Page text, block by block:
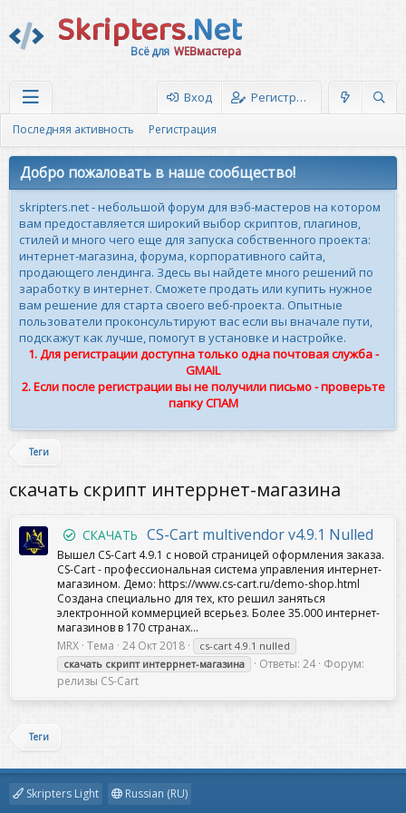
Skripters.Net
Всё для WEBмастера
Вход Регистрация
Последняя активность Регистрация
Добро пожаловать в наше сообщество!
skripters.net - небольшой форум для вэб-мастеров на котором
вам предоставляется широкий выбор скриптов, плагинов,
стилей и много чего еще для запуска собственного проекта:
интернет-магазина, форума, корпоративного сайта,
продающего лендинга. Здесь вы найдете много решений по
заработку в интернет. Сможете продать или купить нужное
вам решение для старта своего веб-проекта. Опытные
пользователи проконсультируют вас если вы вначале пути,
подскажут как лучше, помогут в установке и настройке.
1. Для регистрации доступна только одна почтовая служба -
GMAIL
2. Если после регистрации вы не получили письмо - проверьте
папку СПАМ
Теги
скачать скрипт интеррнет-магазина
СКАЧАТЬ CS-Cart multivendor v4.9.1 Nulled
Вышел CS-Cart 4.9.1 с новой страницей оформления заказа.
CS-Cart - профессиональная система управления интернет-
магазином. Демо: https://www.cs-cart.ru/demo-shop.html
Создана специально для тех, кто решил заняться
электронной коммерцией всерьез. Более 35.000 интернет-
магазинов в 170 странах...
MRX Тема 24 Окт 2018
cs-cart 4.9.1 nulled
скачать скрипт интеррнет-магазина Ответы: 24 Форум:
релизы CS-Cart
Теги
Skripters Light
Russian (RU)